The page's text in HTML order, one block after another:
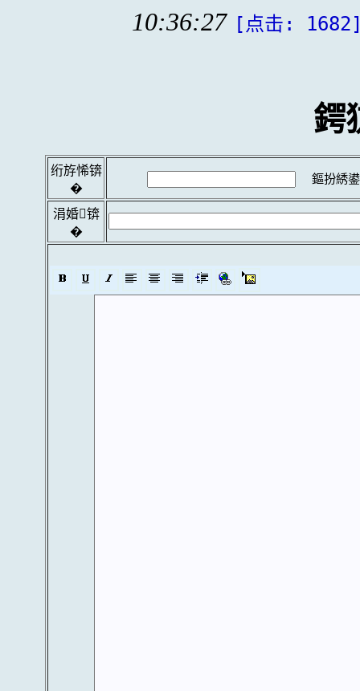
10:36:27 [点击:
鍔
绗斿悕锛
�
鏂扮綉
涓婚锛
�